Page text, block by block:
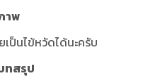
าพ
ป็นไข้หวัดได้นะครับ
ทสรุป